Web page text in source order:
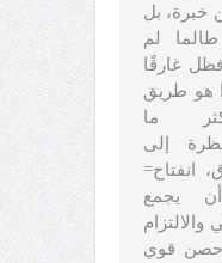
خبرة، بل
لم
غارقًا
هو طريق
ما
إلى
انفتاح=
يجمع
والالتزام
حصن قوي